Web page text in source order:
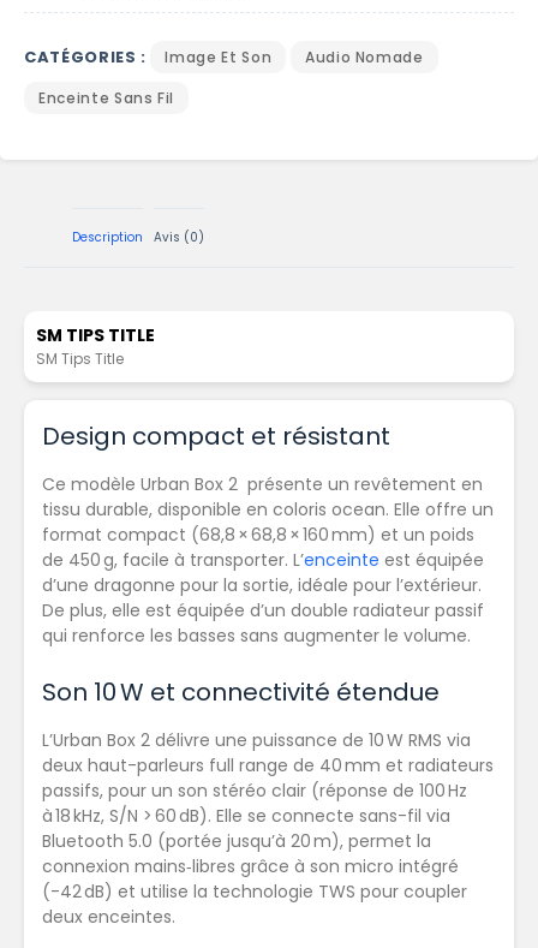
CATÉGORIES : Image Et Son
Audio Nomade
Enceinte Sans Fil
Description Avis (0)
SM TIPS TITLE
SM Tips Title
Design compact et résistant
Ce modèle Urban Box 2 présente un revêtement en
tissu durable, disponible en coloris ocean. Elle offre un
format compact (68,8 × 68,8 × 160 mm) et un poids
de 450 g, facile à transporter. L’enceinte est équipée
d’une dragonne pour la sortie, idéale pour l’extérieur.
De plus, elle est équipée d’un double radiateur passif
qui renforce les basses sans augmenter le volume.
Son 10 W et connectivité étendue
L’Urban Box 2 délivre une puissance de 10 W RMS via
deux haut-parleurs full range de 40 mm et radiateurs
passifs, pour un son stéréo clair (réponse de 100 Hz
à 18 kHz, S/N > 60 dB). Elle se connecte sans-fil via
Bluetooth 5.0 (portée jusqu’à 20 m), permet la
connexion mains‑libres grâce à son micro intégré
(-42 dB) et utilise la technologie TWS pour coupler
deux enceintes.